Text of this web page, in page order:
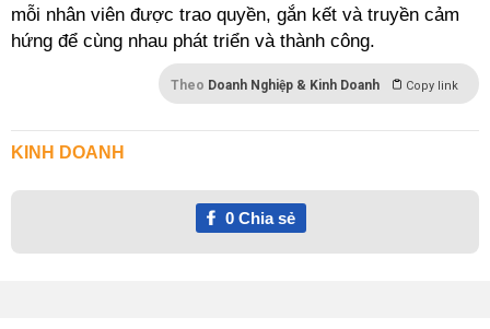
mỗi nhân viên được trao quyền, gắn kết và truyền cảm
hứng để cùng nhau phát triển và thành công.
Theo Doanh Nghiệp & Kinh Doanh Copy link
KINH DOANH
0Chia sẻ